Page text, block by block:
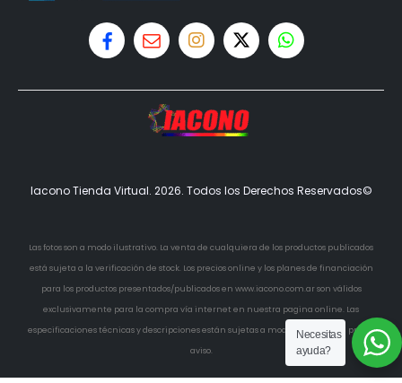
Iacono Tienda Virtual. 2026. Todos los Derechos Reservados©
Las fotos son a modo ilustrativo. La venta de cualquiera de los productos publicados
está sujeta a la verificación de stock. Los precios online y los planes de financiación
para los productos presentados/publicados en www.iacono.com.ar son válidos
exclusivamente para la compra vía internet en nuestra pagina online. Las
especificaciones técnicas y descripciones están sujetas a modificaciones sin previo
aviso.
Necesitas
ayuda?